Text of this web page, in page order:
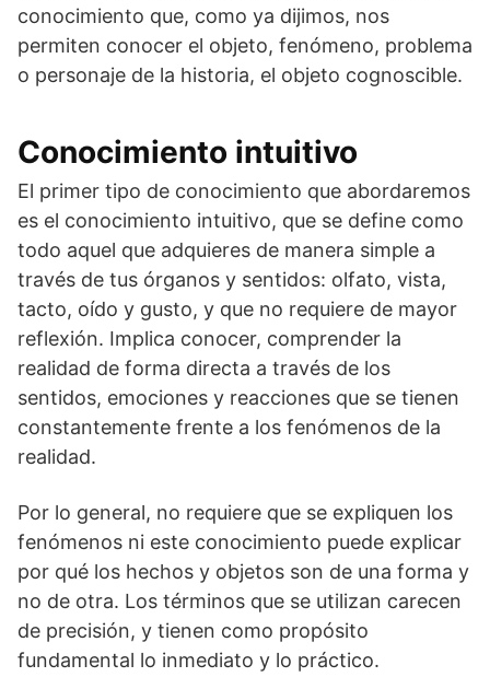
conocimiento que, como ya dijimos, nos
permiten conocer el objeto, fenómeno, problema
o personaje de la historia, el objeto cognoscible.
Conocimiento intuitivo
El primer tipo de conocimiento que abordaremos
es el conocimiento intuitivo, que se define como
todo aquel que adquieres de manera simple a
través de tus órganos y sentidos: olfato, vista,
tacto, oído y gusto, y que no requiere de mayor
reflexión. Implica conocer, comprender la
realidad de forma directa a través de los
sentidos, emociones y reacciones que se tienen
constantemente frente a los fenómenos de la
realidad.
Por lo general, no requiere que se expliquen los
fenómenos ni este conocimiento puede explicar
por qué los hechos y objetos son de una forma y
no de otra. Los términos que se utilizan carecen
de precisión, y tienen como propósito
fundamental lo inmediato y lo práctico.